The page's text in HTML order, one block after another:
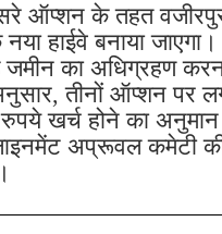
ऑप्शन के तहत
हाईवे बनाया
का अधिग्रहण
तीनों ऑप्शन पर
खर्च होने का
अप्रूवल कमेटी